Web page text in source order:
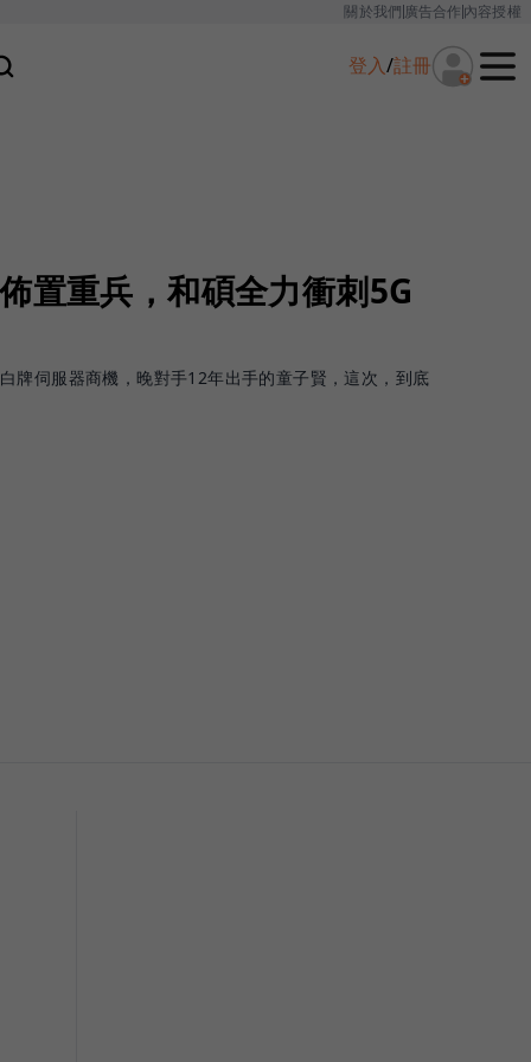
關於我們廣告合作內容授權
登入/註冊
置重兵，和碩全力衝刺5G
牌伺服器商機，晚對手12年出手的童子賢，這次，到底